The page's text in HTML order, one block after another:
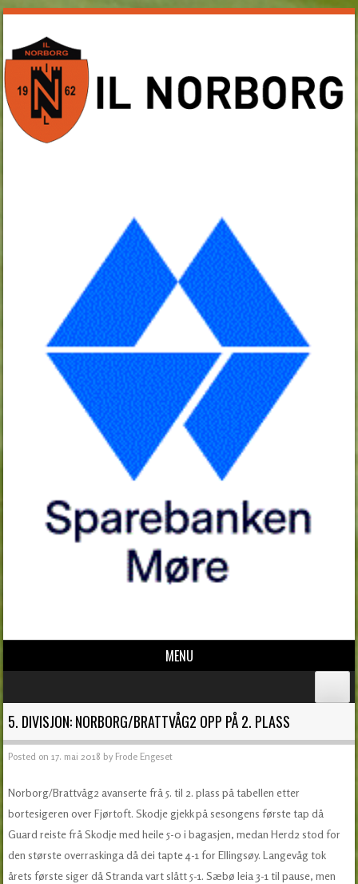
MENU
5. DIVISJON: NORBORG/BRATTVÅG2 OPP PÅ 2. PLASS
Posted on17. mai 2018 by Frode Engeset
Norborg/Brattvåg2 avanserte frå 5. til 2. plass på tabellen etter
bortesigeren over Fjørtoft. Skodje gjekk på sesongens første tap då
Guard reiste frå Skodje med heile 5-0 i bagasjen, medan Herd2 stod for
den største overraskinga då dei tapte 4-1 for Ellingsøy. Langevåg tok
årets første siger då Stranda vart slått 5-1. Sæbø leia 3-1 til pause, men